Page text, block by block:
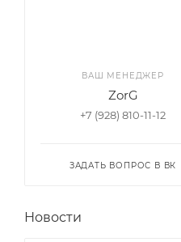
ВАШ МЕНЕДЖЕР
ZorG
+7 (928) 810-11-12
ЗАДАТЬ ВОПРОС В ВК
Новости